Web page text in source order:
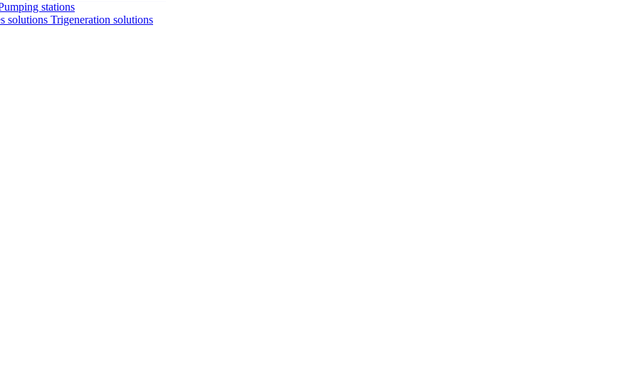
stations
solutions Trigeneration solutions